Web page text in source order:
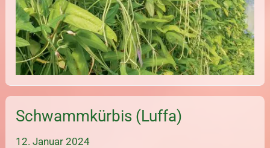
Schwammkürbis (Luffa)
12. Januar 2024